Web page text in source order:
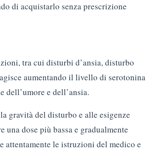
di acquistarlo senza prescrizione
tra cui disturbi d’ansia, disturbo
aumentando il livello di serotonina
e dell’ansia.
gravità del disturbo e alle esigenze
dose più bassa e gradualmente
attentamente le istruzioni del medico e